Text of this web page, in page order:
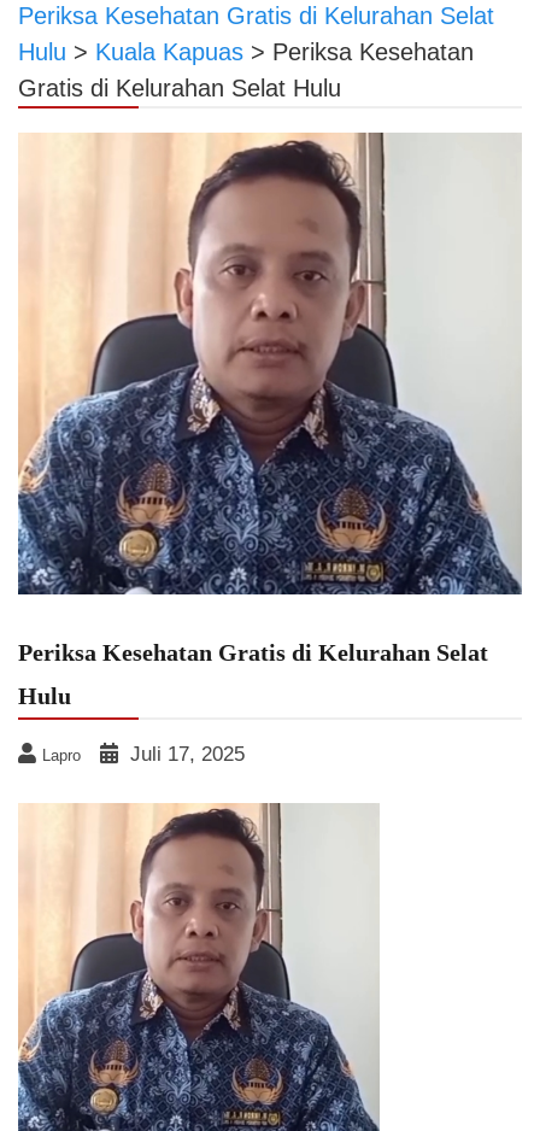
Periksa Kesehatan Gratis di Kelurahan Selat
Hulu > Kuala Kapuas > Periksa Kesehatan
Gratis di Kelurahan Selat Hulu
Periksa Kesehatan Gratis di Kelurahan Selat
Hulu
Lapro Juli 17, 2025